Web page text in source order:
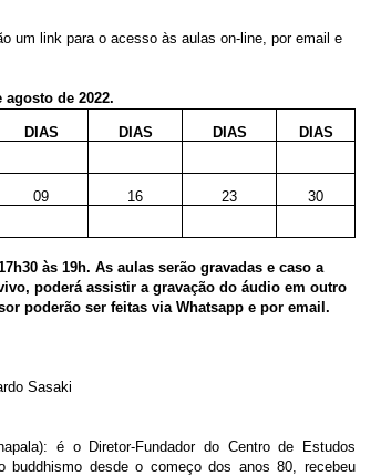
um link para o acesso às aulas on-line, por email e
de 2022.
DIAS DIAS DIAS
DIAS
09 16 23
30
às 19h. As aulas serão gravadas e caso a
poderá assistir a gravação do áudio em outro
poderão ser feitas via Whatsapp e por email.
Sasaki
é o Diretor-Fundador do Centro de Estudos
buddhismo desde o começo dos anos 80, recebeu